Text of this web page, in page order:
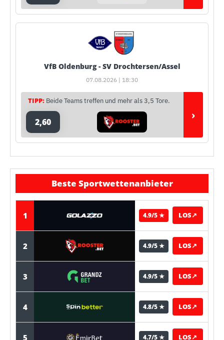
VfB Oldenburg - SV Drochtersen/Assel
07.08.2026 | 18:30
TIPP: Beide Teams treffen und mehr als 3,5 Tore.
2,60 ›
Beste Sportwettenanbieter
1 4.9/5 ★ LOS↗
2 4.9/5 ★ LOS↗
3 4.9/5 ★ LOS↗
4 4.8/5 ★ LOS↗
5 4.7/5 ★ LOS↗